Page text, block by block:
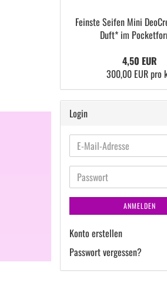
Feins­te Sei­fen Mini
Duft* im
4,50 EUR
300,00 EUR pro
Login
E-
Mail-
Adresse
Passwort
ANMELDEN
Konto erstellen
Passwort vergessen?